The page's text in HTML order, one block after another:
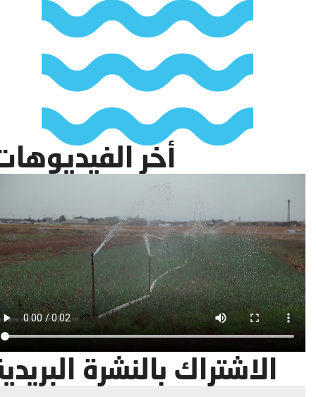
أخر الفيديوهات
الاشتراك بالنشرة البريدية